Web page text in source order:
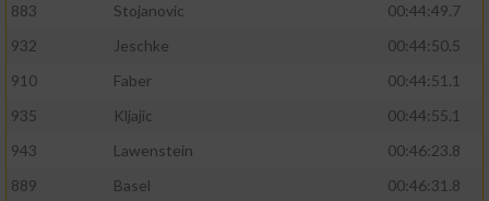
883
Stojanovic
00:44:49.7
932
Jeschke
00:44:50.5
910
Faber
00:44:51.1
935
Kljajic
00:44:55.1
943
Lawenstein
00:46:23.8
889
Basel
00:46:31.8